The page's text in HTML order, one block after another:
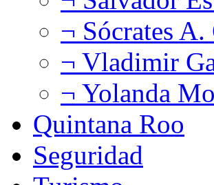
¬ Sócrates
¬ Vladimir
¬ Yolanda
Quintana Roo
Seguridad